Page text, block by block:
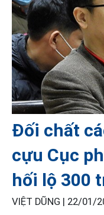
Đối chất
cựu Cục
hối lộ 300
VIỆT DŨNG | 22/01/